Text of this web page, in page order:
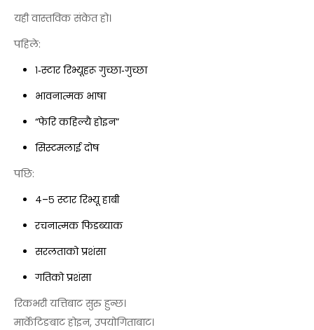
यही वास्तविक संकेत हो।
पहिले:
१‑स्टार रिभ्यूहरू गुच्छा‑गुच्छा
भावनात्मक भाषा
“फेरि कहिल्यै होइन”
सिस्टमलाई दोष
पछि:
४–५ स्टार रिभ्यू हाबी
रचनात्मक फिडब्याक
सरलताको प्रशंसा
गतिको प्रशंसा
रिकभरी यत्तिबाट सुरु हुन्छ।
मार्केटिङबाट होइन, उपयोगिताबाट।